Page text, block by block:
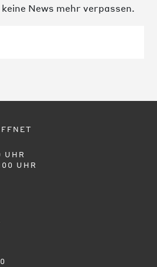
News mehr verpassen.
UHR
UHR